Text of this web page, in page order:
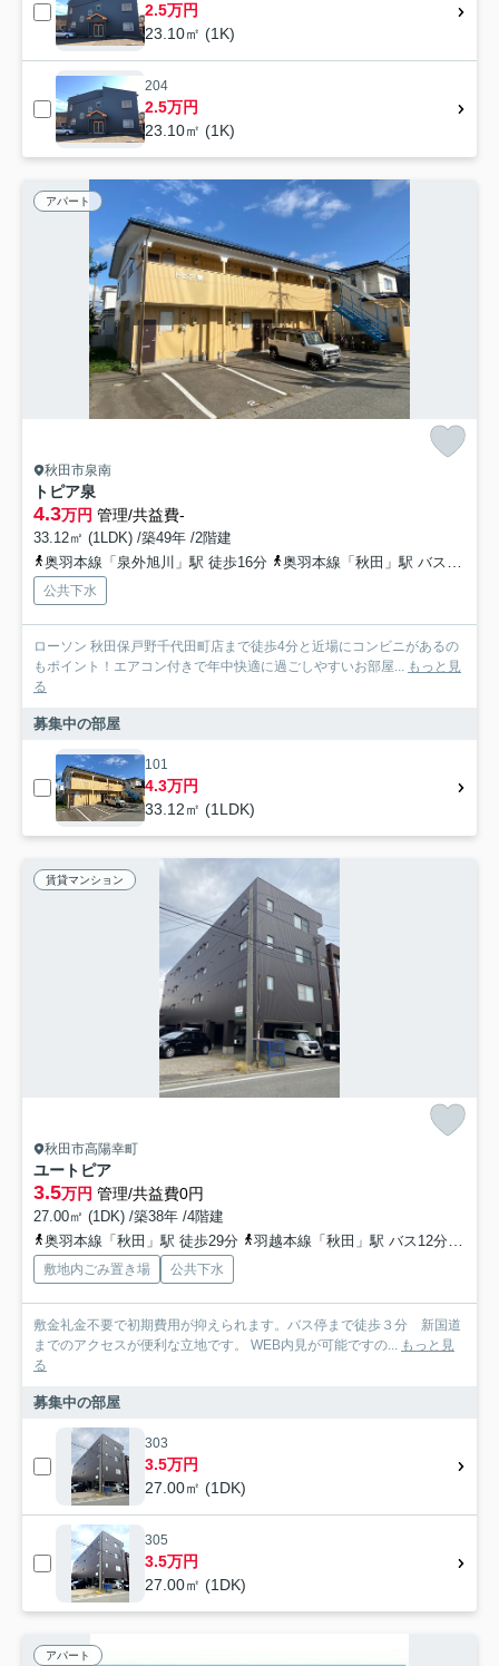
2.5万円
23.10㎡ (1K)
204
2.5万円
23.10㎡ (1K)
アパート
秋田市泉南
トピア泉
4.3万円 管理/共益費-
33.12㎡ (1LDK) /築49年 /2階建
奥羽本線「泉外旭川」駅 徒歩16分
奥羽本線「秋田」駅 バス15分 秋田中央交通「泉南三丁目」 停歩5分
公共下水
ローソン 秋田保戸野千代田町店まで徒歩4分と近場にコンビニがあるの
もポイント！エアコン付きで年中快適に過ごしやすいお部屋... もっと見
る
募集中の部屋
101
4.3万円
33.12㎡ (1LDK)
賃貸マンション
秋田市高陽幸町
ユートピア
3.5万円 管理/共益費0円
27.00㎡ (1DK) /築38年 /4階建
奥羽本線「秋田」駅 徒歩29分
羽越本線「秋田」駅 バス12分 秋田中央交通「山王二丁目（秋田県）」 停歩3分
敷地内ごみ置き場 公共下水
敷金礼金不要で初期費用が抑えられます。バス停まで徒歩３分 新国道
までのアクセスが便利な立地です。 WEB内見が可能ですの... もっと見
る
募集中の部屋
303
3.5万円
27.00㎡ (1DK)
305
3.5万円
27.00㎡ (1DK)
アパート